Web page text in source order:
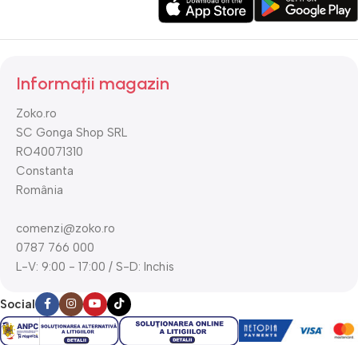
Informații magazin
Zoko.ro
SC Gonga Shop SRL
RO40071310
Constanta
România
comenzi@zoko.ro
0787 766 000
L-V: 9:00 - 17:00 / S-D: Inchis
Social